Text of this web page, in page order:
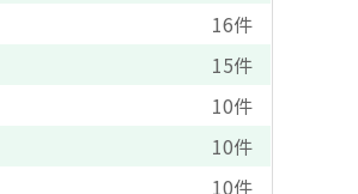
16件
15件
10件
10件
10件